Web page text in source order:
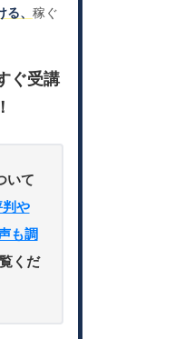
、 稼ぐ
ぐ受講
いて
や
も調
くだ